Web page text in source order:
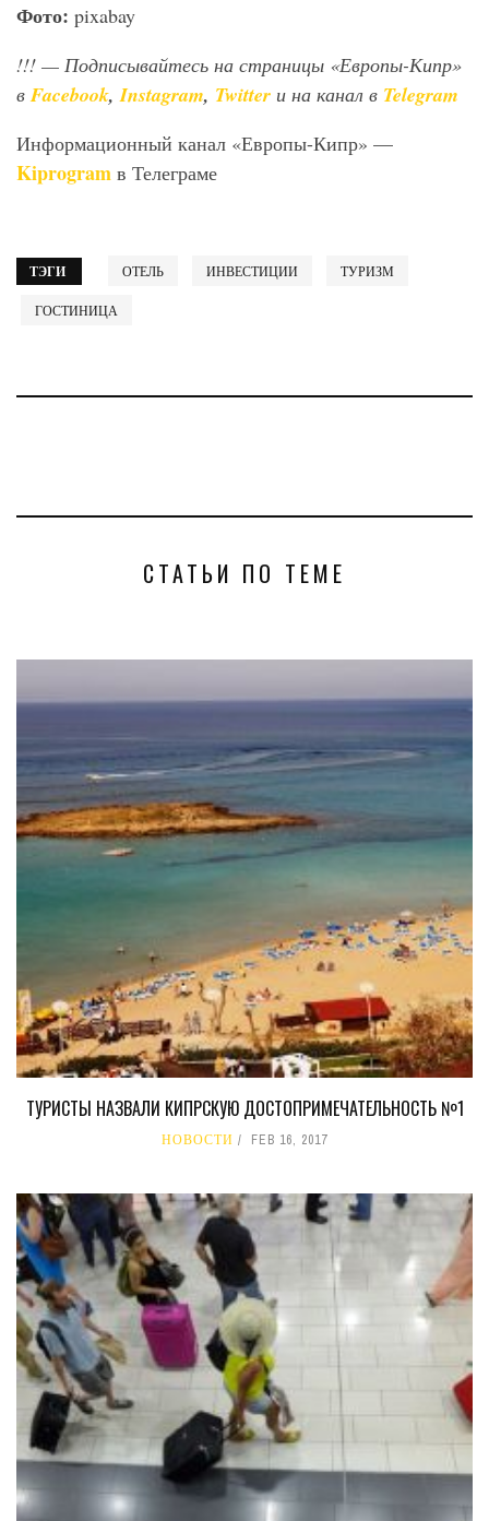
Фото: pixabay
!!! — Подписывайтесь на страницы «Европы-Кипр»
вFacebook,Instagram, Twitter и на канал в Telegram
Информационный канал «Европы-Кипр» —
Kiprogram в Телеграме
ТЭГИ ОТЕЛЬ ИНВЕСТИЦИИ ТУРИЗМ
ГОСТИНИЦА
СТАТЬИ ПО ТЕМЕ
ТУРИСТЫ НАЗВАЛИ КИПРСКУЮ ДОСТОПРИМЕЧАТЕЛЬНОСТЬ №1
НОВОСТИ FEB 16, 2017